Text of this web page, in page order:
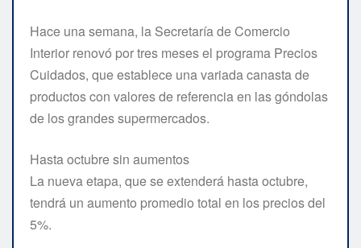
Hace una semana, la Secretaría de Comercio
Interior renovó por tres meses el programa Precios
Cuidados, que establece una variada canasta de
productos con valores de referencia en las góndolas
de los grandes supermercados.
Hasta octubre sin aumentos
La nueva etapa, que se extenderá hasta octubre,
tendrá un aumento promedio total en los precios del
5%.